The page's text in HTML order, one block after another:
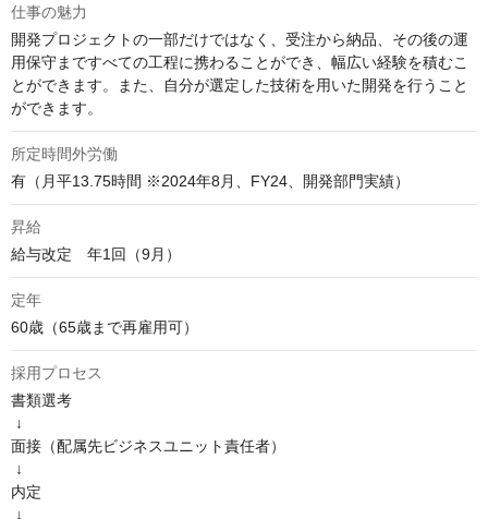
仕事の魅力
開発プロジェクトの一部だけではなく、受注から納品、その後の運
用保守まですべての工程に携わることができ、幅広い経験を積むこ
とができます。また、自分が選定した技術を用いた開発を行うこと
ができます。
所定時間外労働
有（月平13.75時間 ※2024年8月、FY24、開発部門実績）
昇給
給与改定　年1回（9月）
定年
60歳（65歳まで再雇用可）
採用プロセス
書類選考
面接（配属先ビジネスユニット責任者）
内定